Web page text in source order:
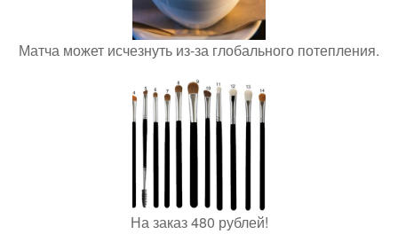
Матча может исчезнуть из-за глобального потепления.
На заказ 480 рублей!